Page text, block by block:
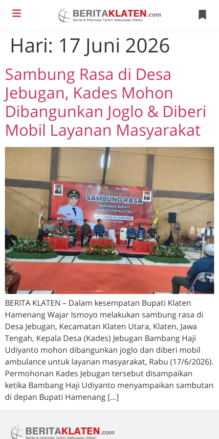
Hari: 17 Juni 2026
Sambung Rasa di Desa
Jebugan, Kades Mohon
Dibangunkan Joglo & Diberi
Mobil Layanan Masyarakat
BERITA KLATEN – Dalam kesempatan Bupati Klaten
Hamenang Wajar Ismoyo melakukan sambung rasa di
Desa Jebugan, Kecamatan Klaten Utara, Klaten, Jawa
Tengah, Kepala Desa (Kades) Jebugan Bambang Haji
Udiyanto mohon dibangunkan joglo dan diberi mobil
ambulance untuk layanan masyarakat, Rabu (17/6/2026).
Permohonan Kades Jebugan tersebut disampaikan
ketika Bambang Haji Udiyanto menyampaikan sambutan
di depan Bupati Hamenang […]